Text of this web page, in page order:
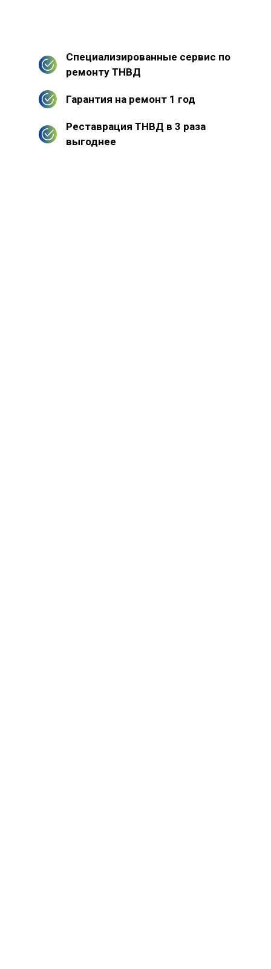
Специализированные сервис по
ремонту ТНВД
Гарантия на ремонт 1 год
Реставрация ТНВД в 3 раза
выгоднее